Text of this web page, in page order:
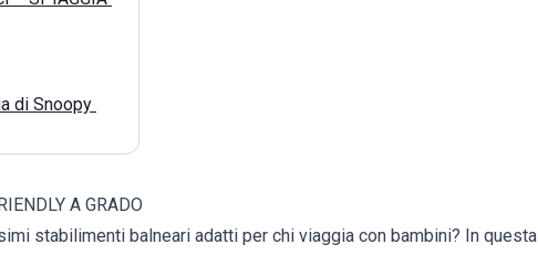
di Snoopy
A GRADO
stabilimenti balneari adatti per chi viaggia con bambini? In questa